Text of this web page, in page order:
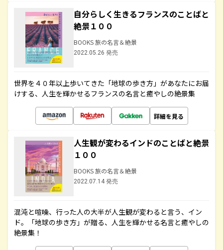
自分らしく生きるフランスのことばと
絶景１００
BOOKS 旅の名言＆絶景
2022.05.26 発売
世界を４０年以上歩いてきた「地球の歩き方」があなたにお届
けする、人生を輝かせるフランスの名言と癒やしの絶景集
詳細を見る
人生観が変わるインドのことばと絶景
１００
BOOKS 旅の名言＆絶景
2022.07.14 発売
混沌と喧噪、行った人の大半が人生観が変わると言う、イン
ド。「地球の歩き方」が贈る、人生を輝かせる名言と癒やしの
絶景集！